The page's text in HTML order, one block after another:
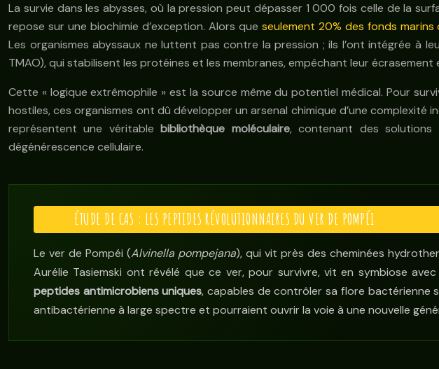
La survie dans les abysses, où la pression peut dépasser 1 000 fois celle de la
repose sur une biochimie d’exception. Alors que seulement 20% des fonds
Les organismes abyssaux ne luttent pas contre la pression ; ils l’ont intégrée à
TMAO), qui stabilisent les protéines et les membranes, empêchant leur
Cette « logique extrêmophile » est la source même du potentiel médical. Pour
hostiles, ces organismes ont dû développer un arsenal chimique d’une complexité
représentent une véritablebibliothèque moléculaire, contenant des solutions
dégénérescence cellulaire.
ÉTUDE DE CAS : LES PEPTIDES RÉVOLUTIONNAIRES DU VER DE POMPÉI
Le ver de Pompéi (Alvinella pompejana), qui vit près des cheminées
Aurélie Tasiemski ont révélé que ce ver, pour survivre, vit en symbiose
peptides antimicrobiens uniques, capables de contrôler sa flore bactérienne
antibactérienne à large spectre et pourraient ouvrir la voie à une nouvelle